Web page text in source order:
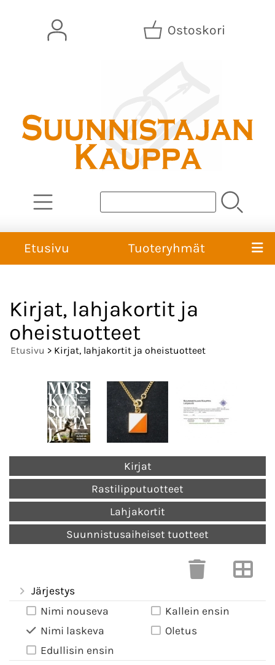
Ostoskori
Etusivu Tuoteryhmät
Kirjat, lahjakortit ja
oheistuotteet
Etusivu > Kirjat, lahjakortit ja oheistuotteet
Kirjat
Rastilipputuotteet
Lahjakortit
Suunnistusaiheiset tuotteet
Järjestys
Nimi nouseva
Nimi laskeva
Edullisin ensin
Kallein ensin
Oletus